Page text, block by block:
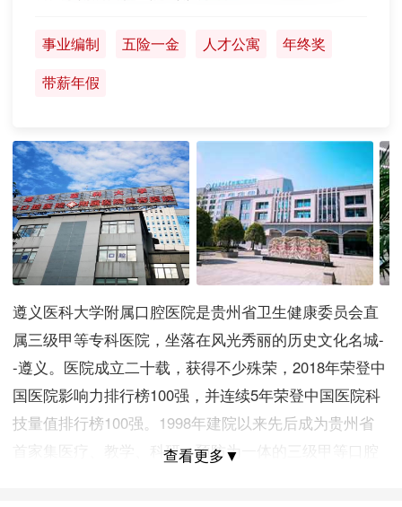
事业编制 五险一金 人才公寓
年终奖
带薪年假
遵义医科大学附属口腔医院是贵州省卫生健康委员会直
属三级甲等专科医院，坐落在风光秀丽的历史文化名城-
-遵义。医院成立二十载，获得不少殊荣，2018年荣登中
国医院影响力排行榜100强，并连续5年荣登中国医院科
技量值排行榜100强。1998年建院以来先后成为贵州省
首家集医疗、教学、科研、预防为一体的三级甲等口腔
查看更多▼